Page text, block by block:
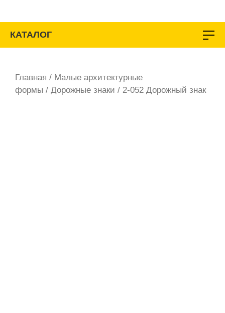
содержимому
КАТАЛОГ
Главная / Малые архитектурные
формы / Дорожные знаки / 2-052 Дорожный знак